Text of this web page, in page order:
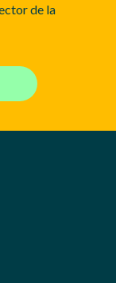
de la